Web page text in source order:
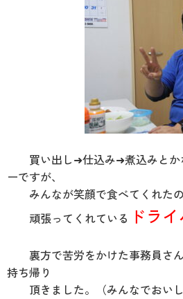
買い出し➜仕込み➜煮込みとか
ーですが、
みんなが笑顔で食べてくれたの
頑張ってくれている ドラ
裏方で苦労をかけた事務員さ
持ち帰り
頂きました。（みんなでおいし